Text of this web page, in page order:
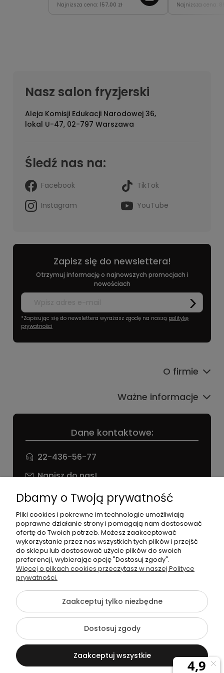
skórę głowy.
Najniższa cena: 157,00 zł
zapewniając
Najniższa cena:
Nasz salon fryzjerski
Aleja Komisji Edukacji Narodowej 36,
lokal U-47, 02-797 Warszawa
Śledź nas na:
Facebook
TikTok
Instagram
YouTube
Zapisz się do newslettera!
Otrzymuj informację o najnowszych promocjach i
nowościach
*Zapisując się do newslettera wyrażasz zgodę na naszą politykę
prywatności
Dane kontaktowe:
22-436-56-77
Napisz do nas!
NIP: 826 186 42 29
O firmie
Ważne informacje
©2026 Wszelkie Prawa Zastrzeżone | agneess sklep
internetowy
Szablon Flex byEcommercy
Pokaż pełną wersję strony
Sklep internetowy Shoper Premium
Dbamy o Twoją prywatność
Pliki cookies i pokrewne im technologie umożliwiają
poprawne działanie strony i pomagają nam dostosować
ofertę do Twoich potrzeb. Możesz zaakceptować
wykorzystanie przez nas wszystkich tych plików i przejść
do sklepu lub dostosować użycie plików do swoich
preferencji, wybierając opcję "Dostosuj zgody".
Więcej o plikach cookies przeczytasz w naszej Polityce
prywatności.
Zaakceptuj tylko niezbędne
Dostosuj zgody
Zaakceptuj wszystkie